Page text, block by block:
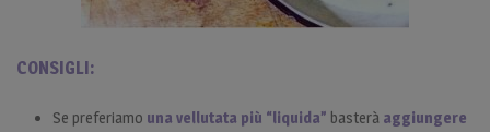
CONSIGLI:
Se preferiamo una vellutata più “liquida” basterà aggiungere